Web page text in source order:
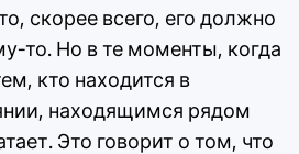
скорее всего, его должно
то. Но в те моменты, когда
кто находится в
находящимся рядом
Это говорит о том, что